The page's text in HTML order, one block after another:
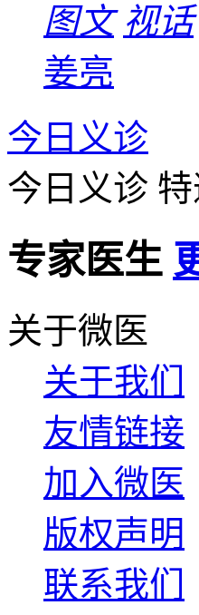
图文 视话
姜亮
今日义诊
今日义诊
专家医生
关于微医
关于我们
友情链接
加入微医
版权声明
联系我们